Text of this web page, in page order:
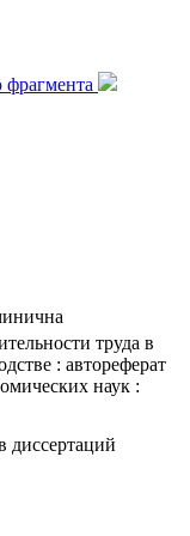
фрагмента
труда в
: автореферат
наук :
диссертаций